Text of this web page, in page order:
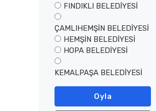
FINDIKLI BELEDİYESİ
ÇAMLIHEMŞİN BELEDİYESİ
HEMŞİN BELEDİYESİ
HOPA BELEDİYESİ
KEMALPAŞA BELEDİYESİ
Oyla